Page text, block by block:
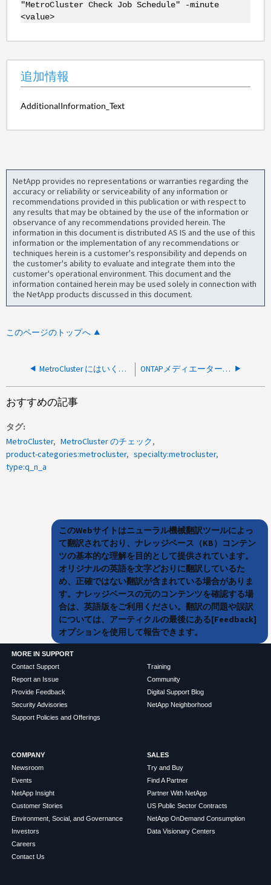
"MetroCluster Check Job Schedule" -minute
<value>
追加情報
AdditionalInformation_Text
NetApp provides no representations or warranties regarding the
accuracy or reliability or serviceability of any information or
recommendations provided in this publication or with respect to
any results that may be obtained by the use of the information or
observance of any recommendations provided herein. The
information in this document is distributed AS IS and the use of this
information or the implementation of any recommendations or
techniques herein is a customer's responsibility and depends on
the customer's ability to evaluate and integrate them into the
customer's operational environment. This document and the
information contained herein may be used solely in connection with
the NetApp products discussed in this document.
このページのトップへ
MetroCluster にはいくつのパスを設定する必要がありますか。 ONTAPメディエーターでの自動計画外スイッチオーバーのサポート
おすすめの記事
タグ
MetroCluster
MetroCluster のチェック
product-categories:metrocluster
specialty:metrocluster
type:q_n_a
このWebサイトはニューラル機械翻訳ツールによっ
て翻訳されており、ナレッジベース（KB）コンテン
ツの基本的な理解を目的として提供されています。
オリジナルの英語を文字どおりに翻訳しているた
め、正確ではない翻訳が含まれている場合がありま
す。ナレッジベースの元のコンテンツを確認する場
合は、英語版をご利用ください。翻訳の問題や誤訳
については、アーティクルの最後にある[Feedback]
オプションを使用して報告できます。
MORE IN SUPPORT
Contact Support
Report an Issue
Provide Feedback
Security Advisories
Support Policies and Offerings
Training
Community
Digital Support Blog
NetApp Neighborhood
COMPANY
Newsroom
Events
NetApp Insight
Customer Stories
Environment, Social, and Governance
Investors
Careers
Contact Us
SALES
Try and Buy
Find A Partner
Partner With NetApp
US Public Sector Contracts
NetApp OnDemand Consumption
Data Visionary Centers